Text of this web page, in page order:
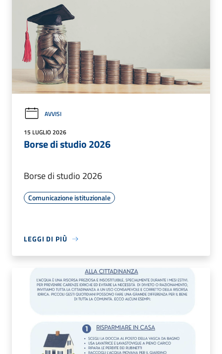
AVVISI
15 LUGLIO 2026
Borse di studio 2026
Borse di studio 2026
Comunicazione istituzionale
LEGGI DI PIÙ